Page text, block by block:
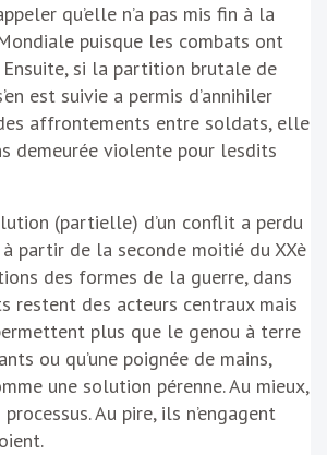
qu’elle n’a pas mis fin à la
puisque les combats ont
Ensuite, si la partition brutale de
est suivie a permis d’annihiler
affrontements entre soldats, elle
demeurée violente pour lesdits
(partielle) d’un conflit a perdu
partir de la seconde moitié du XXè
des formes de la guerre, dans
restent des acteurs centraux mais
plus que le genou à terre
ou qu’une poignée de mains,
une solution pérenne. Au mieux,
Au pire, ils n’engagent